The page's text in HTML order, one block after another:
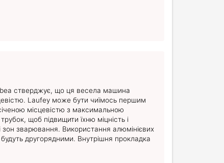
стверджує, що ця весела машина
Laufey може бути чиїмось першим
місцевістю з максимальною
щоб підвищити їхню міцність і
зон зварювання. Використання алюмінієвих
другорядними. Внутрішня прокладка